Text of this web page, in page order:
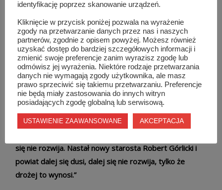
Przypominał o inwestycjach przesuwanych na kolejne
lata i stwierdził, że nie widzi argumentów
przemawiających za niemal maksymalnym
wynagrodzeniem.
W pewnym momencie porównał obecną sytuację do
okresu rządów poprzedniego starosty.
„Wielu ucieszyło się, jak pan Włodzimierz Górlicki
się nie rozwija. Nastał nowy starosta Robert Górlicki i
powiat dalej się dusi, dalej się nie rozwija, tylko że
drożej to wynosi.”
identyfikację poprzez skanowanie urządzeń.
Kliknięcie w przycisk poniżej pozwala na wyrażenie
zgody na przetwarzanie danych przez nas i naszych
partnerów, zgodnie z opisem powyżej. Możesz również
uzyskać dostęp do bardziej szczegółowych informacji i
zmienić swoje preferencje zanim wyrazisz zgodę lub
odmówisz jej wyrażenia. Niektóre rodzaje przetwarzania
danych nie wymagają zgody użytkownika, ale masz
prawo sprzeciwić się takiemu przetwarzaniu. Preferencje
nie będą miały zastosowania do innych witryn
posiadających zgodę globalną lub serwisową.
USTAWIENIE ZAAWANSOWANE AKCEPTACJA